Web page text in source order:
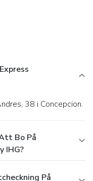
38 i Concepcion.
Bo På
IHG?
På